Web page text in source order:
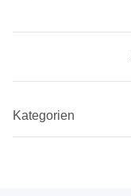
Kategorien